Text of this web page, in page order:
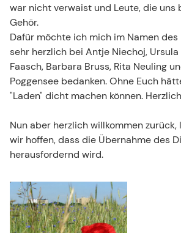
war nicht verwaist und Leute, die uns
Gehör.
Dafür möchte ich mich im Namen
sehr herzlich bei Antje Niechoj, Ursula
Faasch, Barbara Bruss, Rita Neuling
Poggensee bedanken. Ohne Euch
"Laden" dicht machen können.
Nun aber herzlich willkommen zurück,
wir hoffen, dass die Übernahme des
herausfordernd wird.